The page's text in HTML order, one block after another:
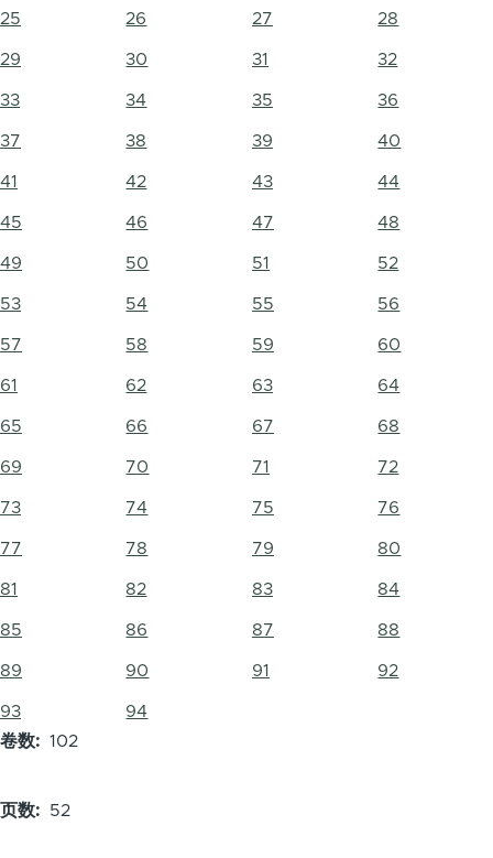
25 26 27 28
29 30 31 32
33 34 35 36
37 38 39 40
41 42 43 44
45 46 47 48
49 50 51 52
53 54 55 56
57 58 59 60
61 62 63 64
65 66 67 68
69 70 71 72
73 74 75 76
77 78 79 80
81 82 83 84
85 86 87 88
89 90 91 92
93
94
卷数
102
页数 52